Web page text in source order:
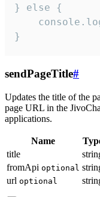
} else {
}
sendPageTitle#
Updates the title of the
page URL in the
applications.
Name
title
fromApi optional
url optional